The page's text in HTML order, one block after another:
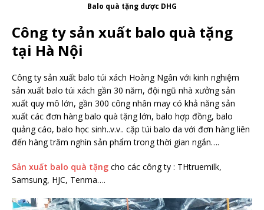
Balo quà tặng dược DHG
Công ty sản xuất balo quà tặng
tại Hà Nội
Công ty sản xuất balo túi xách Hoàng Ngân với kinh nghiệm
sản xuất balo túi xách gần 30 năm, đội ngũ nhà xưởng sản
xuất quy mô lớn, gần 300 công nhân may có khả năng sản
xuất các đơn hàng balo quà tặng lớn, balo hợp đồng, balo
quảng cáo, balo học sinh..v.v.. cặp túi balo da với đơn hàng liên
đến hàng trăm nghìn sản phẩm trong thời gian ngắn….
Sản xuất balo quà tặng cho các công ty : THtruemilk,
Samsung, HJC, Tenma….